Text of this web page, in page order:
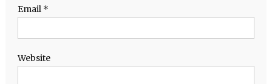
Email *
Website